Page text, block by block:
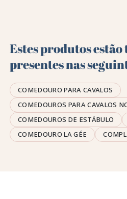
Estes produtos
presentes nas
COMEDOURO PARA CAVALOS
COMEDOUROS PARA CAVALOS
COMEDOUROS DE ESTÁBULO
COMEDOURO LA GÉE